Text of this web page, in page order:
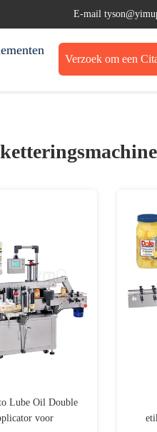
E-mail
Verzoek om een
Lube Oil Double
voor